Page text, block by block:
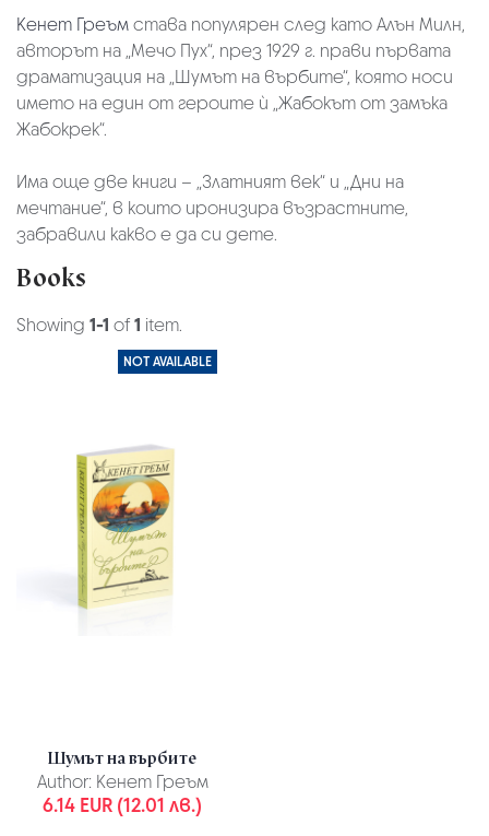
Кенет Греъмстава популярен след като Алън Милн,
авторът на „Мечо Пух“, през 1929 г. прави първата
драматизация на „Шумът на върбите“, която носи
името на един от героите ѝ „Жабокът от замъка
Жабокрек“.
Има още две книги – „Златният век“ и „Дни на
мечтание“, в които иронизира възрастните,
забравили какво е да си дете.
Books
Showing 1-1 of1 item.
NOT AVAILABLE
Шумът на върбите
Author: Кенет Греъм
6.14 EUR (12.01 лв.)